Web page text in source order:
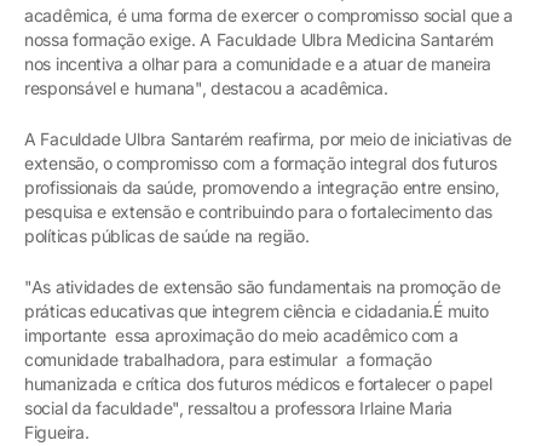
acadêmica, é uma forma de exercer o compromisso social que a
nossa formação exige. A Faculdade Ulbra Medicina Santarém
nos incentiva a olhar para a comunidade e a atuar de maneira
responsável e humana", destacou a acadêmica.
A Faculdade Ulbra Santarém reafirma, por meio de iniciativas de
extensão, o compromisso com a formação integral dos futuros
profissionais da saúde, promovendo a integração entre ensino,
pesquisa e extensão e contribuindo para o fortalecimento das
políticas públicas de saúde na região.
"As atividades de extensão são fundamentais na promoção de
práticas educativas que integrem ciência e cidadania.É muito
importante essa aproximação do meio acadêmico com a
comunidade trabalhadora, para estimular a formação
humanizada e crítica dos futuros médicos e fortalecer o papel
social da faculdade", ressaltou a professora Irlaine Maria
Figueira.